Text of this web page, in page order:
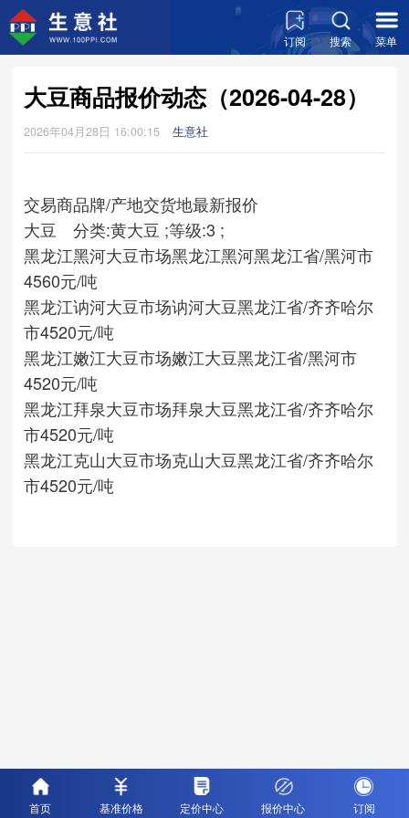
订阅 搜索 菜单
大豆商品报价动态（2026-04-28）
2026年04月28日 16:00:15 生意社
交易商品牌/产地交货地最新报价
大豆 分类:黄大豆 ;等级:3 ;
黑龙江黑河大豆市场黑龙江黑河黑龙江省/黑河市
4560元/吨
黑龙江讷河大豆市场讷河大豆黑龙江省/齐齐哈尔
市4520元/吨
黑龙江嫩江大豆市场嫩江大豆黑龙江省/黑河市
4520元/吨
黑龙江拜泉大豆市场拜泉大豆黑龙江省/齐齐哈尔
市4520元/吨
黑龙江克山大豆市场克山大豆黑龙江省/齐齐哈尔
市4520元/吨
首页 基准价格 定价中心 报价中心 订阅